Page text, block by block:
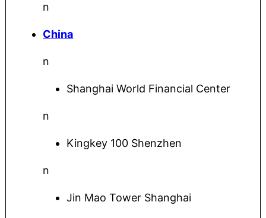
n
China
n
Shanghai World Financial Center
n
Kingkey 100 Shenzhen
n
Jin Mao Tower Shanghai